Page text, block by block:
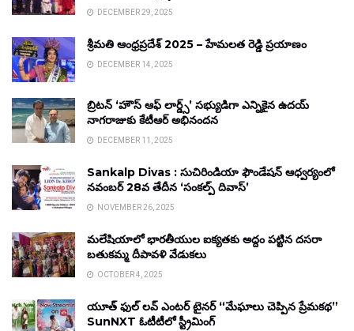
DECEMBER 29, 2025
శ్రీమతి ఆంధ్రప్రదేశ్ 2025 – హేమలత రెడ్డి ప్రయాణం
DECEMBER 14, 2025
బ్రిటన్ ‘హౌస్ ఆఫ్ లార్డ్స్’ సభ్యుడిగా ఎన్నికైన ఉదయ్
నాగరాజుకు కేటీఆర్ అభినందన
DECEMBER 11, 2025
Sankalp Divas : సుచిరిండియా ఫౌండేషన్ ఆధ్వర్యంలో
నవంబర్ 28వ తేదీన ‘సంకల్ప్ దివాస్’
NOVEMBER 26, 2025
మలేషియాలో భారతీయుల ఐక్యతకు అద్దం పట్టిన దసరా
బతుకమ్మ దీపావళి వేడుకలు
OCTOBER 4, 2025
యూత్ ఫుల్ లవ్ ఎంటర్ టైనర్ “మేఘాలు చెప్పిన ప్రేమకథ”
SunNXT ఓటీటీలో స్ట్రీమింగ్